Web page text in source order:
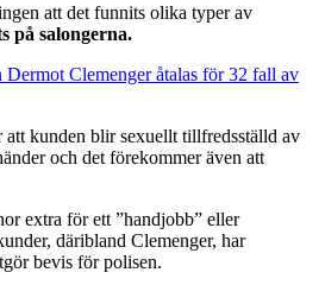
att det funnits olika typer av
på salongerna.
Clemenger åtalas för 32 fall av
att kunden blir sexuellt tillfredsställd av
och det förekommer även att
extra för ett ”handjobb” eller
däribland Clemenger, har
bevis för polisen.